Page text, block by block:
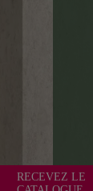
RECEVEZ LE